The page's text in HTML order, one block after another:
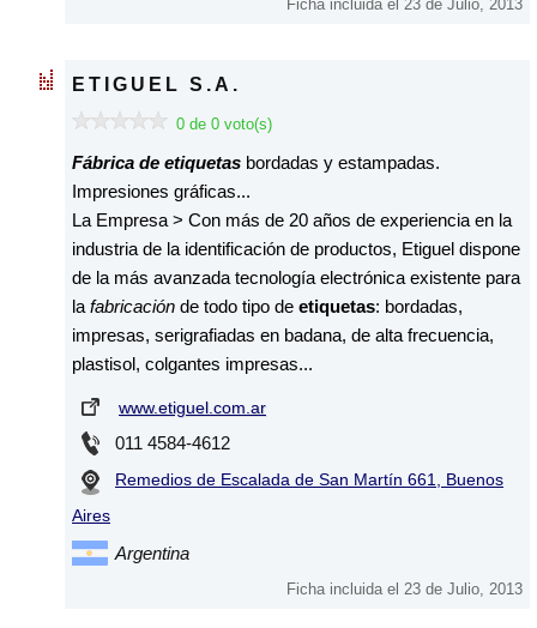
Ficha incluida el 23 de Julio, 2013
ETIGUEL S.A.
0 de 0 voto(s)
Fábrica de etiquetas bordadas y estampadas.
Impresiones gráficas...
La Empresa > Con más de 20 años de experiencia en la
industria de la identificación de productos, Etiguel dispone
de la más avanzada tecnología electrónica existente para
la fabricación de todo tipo de etiquetas: bordadas,
impresas, serigrafiadas en badana, de alta frecuencia,
plastisol, colgantes impresas...
www.etiguel.com.ar
011 4584-4612
Remedios de Escalada de San Martín 661, Buenos
Aires
Argentina
Ficha incluida el 23 de Julio, 2013